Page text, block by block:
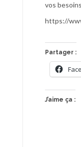
vos
https://
Partager :
J’aime ça :